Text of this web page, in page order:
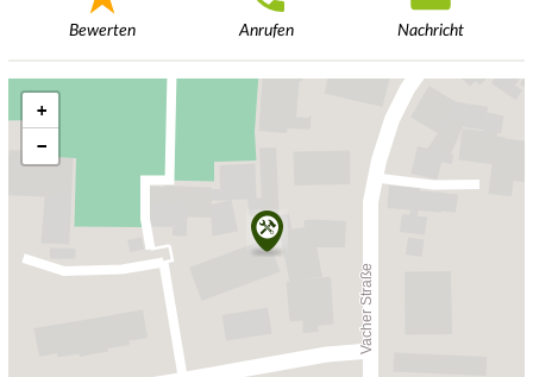
Bewerten Anrufen Nachricht
+
−